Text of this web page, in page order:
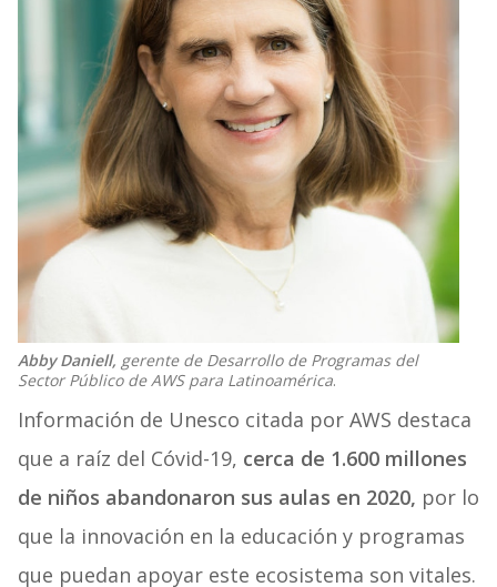
Abby Daniell, gerente de Desarrollo de Programas del
Sector Público de AWS para Latinoamérica.
Información de Unesco citada por AWS destaca
que a raíz del Cóvid-19, cerca de 1.600 millones
de niños abandonaron sus aulas en 2020, por lo
que la innovación en la educación y programas
que puedan apoyar este ecosistema son vitales.